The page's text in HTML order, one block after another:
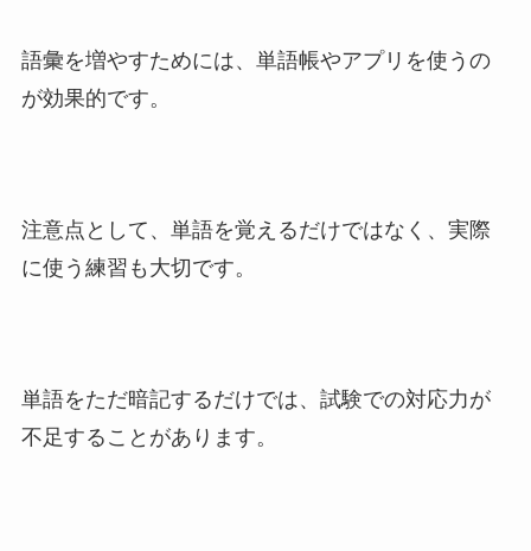
語彙を増やすためには、単語帳やアプリを使うの
が効果的です。
注意点として、単語を覚えるだけではなく、実際
に使う練習も大切です。
単語をただ暗記するだけでは、試験での対応力が
不足することがあります。